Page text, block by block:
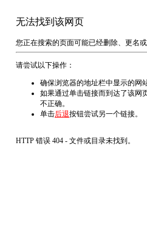
无法找到该网页
您正在搜索的页面可能已经删除、更名或
请尝试以下操作：
确保浏览器的地址栏中显示的网
如果通过单击链接而到达了该网
不正确。
单击后退按钮尝试另一个链接。
HTTP 错误 404 - 文件或目录未找到。